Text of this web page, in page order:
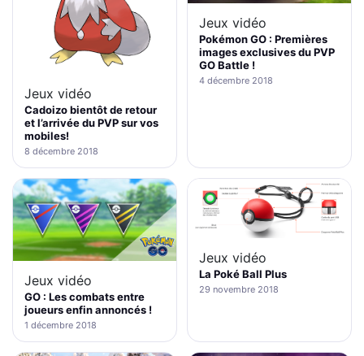
Jeux vidéo
Cadoizo bientôt de retour
et l’arrivée du PVP sur vos
mobiles!
8 décembre 2018
Jeux vidéo
Pokémon GO : Premières
images exclusives du PVP
GO Battle !
4 décembre 2018
Jeux vidéo
GO : Les combats entre
joueurs enfin annoncés !
1 décembre 2018
Jeux vidéo
La Poké Ball Plus
29 novembre 2018